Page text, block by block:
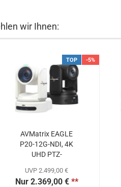
wir Ihnen:
TOP -5%
AVMatrix EAGLE
P20-12G-NDI, 4K
UHD PTZ-
UVP 2.499,00 €
Nur 2.369,00 €**